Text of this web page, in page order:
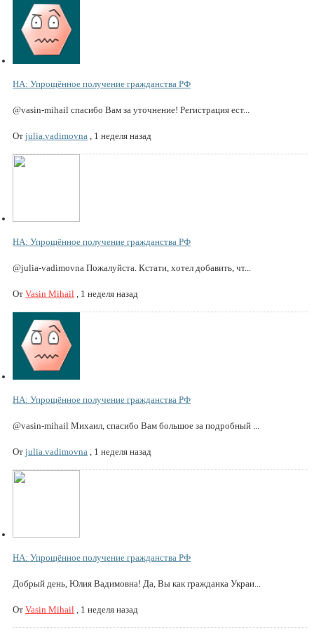
НА: Упрощённое получение гражданства РФ
@vasin-mihail спасибо Вам за уточнение! Регистрация ест...
От julia.vadimovna , 1 неделя назад
НА: Упрощённое получение гражданства РФ
@julia-vadimovna Пожалуйста. Кстати, хотел добавить, чт...
От Vasin Mihail , 1 неделя назад
НА: Упрощённое получение гражданства РФ
@vasin-mihail Михаил, спасибо Вам большое за подробный ...
От julia.vadimovna , 1 неделя назад
НА: Упрощённое получение гражданства РФ
Добрый день, Юлия Вадимовна! Да, Вы как гражданка Украи...
От Vasin Mihail , 1 неделя назад